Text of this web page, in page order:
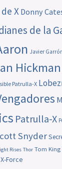
X Donny
de la
Javier
Hickman
Patrulla-X
Patrulla-X
Snyder
Rises Thor Tom King
X-Force